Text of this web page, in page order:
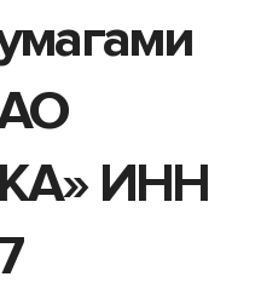
ИНН